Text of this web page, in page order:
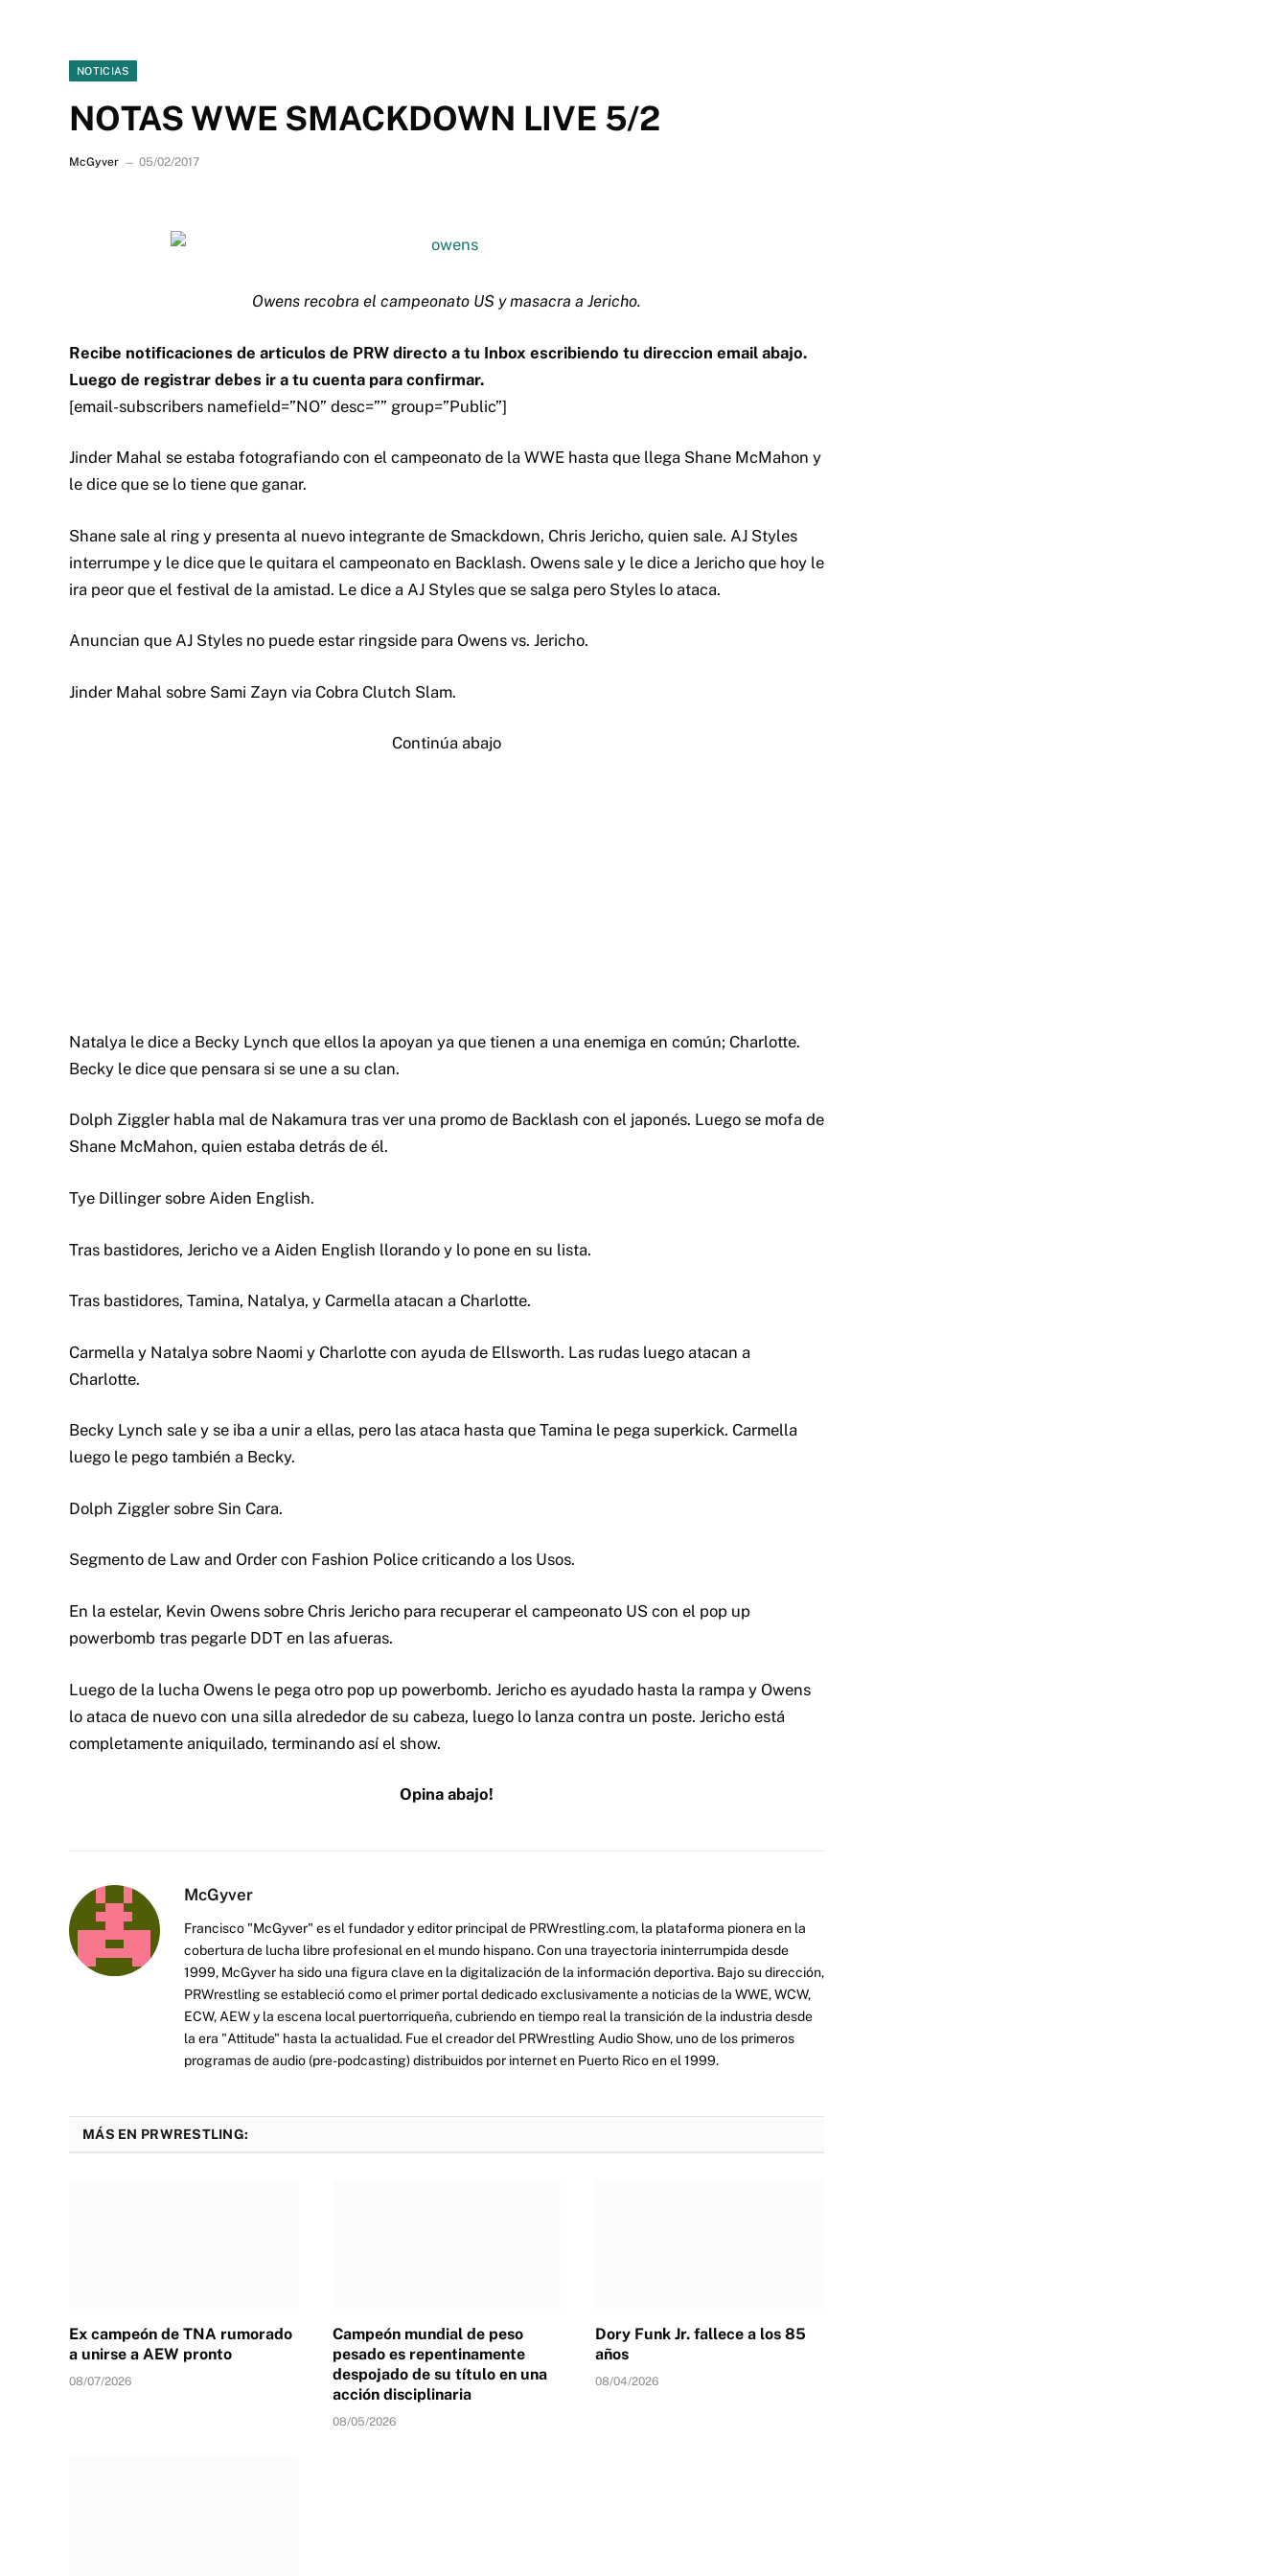
NOTICIAS
NOTAS WWE SMACKDOWN LIVE 5/2
McGyver 05/02/2017
Owens recobra el campeonato US y masacra a Jericho.
Recibe notificaciones de articulos de PRW directo a tu Inbox escribiendo tu direccion email abajo.
Luego de registrar debes ir a tu cuenta para confirmar.
[email-subscribers namefield=”NO” desc=”” group=”Public”]
Jinder Mahal se estaba fotografiando con el campeonato de la WWE hasta que llega Shane McMahon y
le dice que se lo tiene que ganar.
Shane sale al ring y presenta al nuevo integrante de Smackdown, Chris Jericho, quien sale. AJ Styles
interrumpe y le dice que le quitara el campeonato en Backlash. Owens sale y le dice a Jericho que hoy le
ira peor que el festival de la amistad. Le dice a AJ Styles que se salga pero Styles lo ataca.
Anuncian que AJ Styles no puede estar ringside para Owens vs. Jericho.
Jinder Mahal sobre Sami Zayn via Cobra Clutch Slam.
Continúa abajo
Natalya le dice a Becky Lynch que ellos la apoyan ya que tienen a una enemiga en común; Charlotte.
Becky le dice que pensara si se une a su clan.
Dolph Ziggler habla mal de Nakamura tras ver una promo de Backlash con el japonés. Luego se mofa de
Shane McMahon, quien estaba detrás de él.
Tye Dillinger sobre Aiden English.
Tras bastidores, Jericho ve a Aiden English llorando y lo pone en su lista.
Tras bastidores, Tamina, Natalya, y Carmella atacan a Charlotte.
Carmella y Natalya sobre Naomi y Charlotte con ayuda de Ellsworth. Las rudas luego atacan a
Charlotte.
Becky Lynch sale y se iba a unir a ellas, pero las ataca hasta que Tamina le pega superkick. Carmella
luego le pego también a Becky.
Dolph Ziggler sobre Sin Cara.
Segmento de Law and Order con Fashion Police criticando a los Usos.
En la estelar, Kevin Owens sobre Chris Jericho para recuperar el campeonato US con el pop up
powerbomb tras pegarle DDT en las afueras.
Luego de la lucha Owens le pega otro pop up powerbomb. Jericho es ayudado hasta la rampa y Owens
lo ataca de nuevo con una silla alrededor de su cabeza, luego lo lanza contra un poste. Jericho está
completamente aniquilado, terminando así el show.
Opina abajo!
McGyver
Francisco "McGyver" es el fundador y editor principal de PRWrestling.com, la plataforma pionera en la
cobertura de lucha libre profesional en el mundo hispano. Con una trayectoria ininterrumpida desde
1999, McGyver ha sido una figura clave en la digitalización de la información deportiva. Bajo su dirección,
PRWrestling se estableció como el primer portal dedicado exclusivamente a noticias de la WWE, WCW,
ECW, AEW y la escena local puertorriqueña, cubriendo en tiempo real la transición de la industria desde
la era "Attitude" hasta la actualidad. Fue el creador del PRWrestling Audio Show, uno de los primeros
programas de audio (pre-podcasting) distribuidos por internet en Puerto Rico en el 1999.
MÁS EN PRWRESTLING:
Ex campeón de TNA rumorado
a unirse a AEW pronto
08/07/2026
Campeón mundial de peso
pesado es repentinamente
despojado de su título en una
acción disciplinaria
08/05/2026
Dory Funk Jr. fallece a los 85
años
08/04/2026